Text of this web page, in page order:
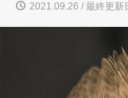
2021.09.26 / 最終更新